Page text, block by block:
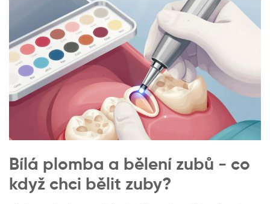
Bílá plomba a bělení zubů - co
když chci bělit zuby?